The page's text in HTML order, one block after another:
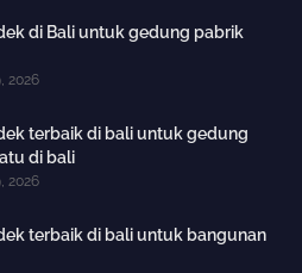
di Bali untuk gedung pabrik
2026
terbaik di bali untuk gedung
di bali
2026
terbaik di bali untuk bangunan